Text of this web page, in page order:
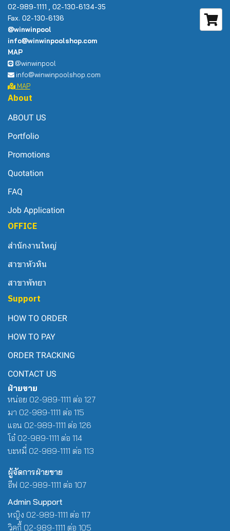
02-989-1111 , 02-130-6134-35
Fax. 02-130-6136
@winwinpool
info@winwinpoolshop.com
MAP
@winwinpool
info@winwinpoolshop.com
MAP
About
ABOUT US
Portfolio
Promotions
Quotation
FAQ
Job Application
OFFICE
สำนักงานใหญ่
สาขาหัวหิน
สาขาพัทยา
Support
HOW TO ORDER
HOW TO PAY
ORDER TRACKING
CONTACT US
ฝ่ายขาย
หน่อย 02-989-1111 ต่อ 127
มา 02-989-1111 ต่อ 115
แอน 02-989-1111 ต่อ 126
โอ๋ 02-989-1111 ต่อ 114
บะหมี่ 02-989-1111 ต่อ 113
ผู้จัดการฝ่ายขาย
อีฟ 02-989-1111 ต่อ 107
Admin Support
หญิง 02-989-1111 ต่อ 117
วิคกี้ 02-989-1111 ต่อ 105